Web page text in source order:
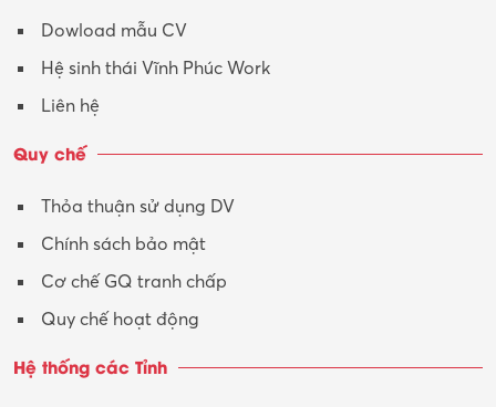
Dowload mẫu CV
Hệ sinh thái Vĩnh Phúc Work
Liên hệ
Quy chế
Thỏa thuận sử dụng DV
Chính sách bảo mật
Cơ chế GQ tranh chấp
Quy chế hoạt động
Hệ thống các Tỉnh